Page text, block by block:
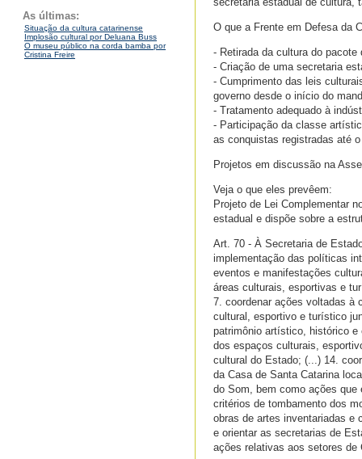
As últimas:
Situação da cultura catarinense
Implosão cultural por Deluana Buss
O museu público na corda bamba por
Cristina Freire
O que a Frente em Defesa da
- Retirada da cultura do
- Criação de uma secretaria
- Cumprimento das leis
governo desde o início do
- Tratamento adequado à
- Participação da classe
as conquistas registradas até
Projetos em discussão na
Veja o que eles prevêem:
Projeto de Lei Complementar
estadual e dispõe sobre a
Art. 70 - À Secretaria de
implementação das políticas
eventos e manifestações
áreas culturais, esportivas e
7. coordenar ações voltadas à
cultural, esportivo e turístico
patrimônio artístico, histórico e
dos espaços culturais,
cultural do Estado; (...) 14.
da Casa de Santa Catarina
do Som, bem como ações
critérios de tombamento dos
obras de artes inventariadas e
e orientar as secretarias de
ações relativas aos setores de